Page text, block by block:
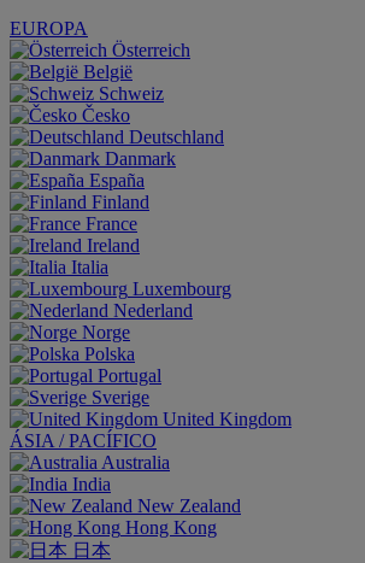
EUROPA
Österreich
België
Schweiz
Česko
Deutschland
Danmark
España
Finland
France
Ireland
Italia
Luxembourg
Nederland
Norge
Polska
Portugal
Sverige
United Kingdom
ÁSIA / PACÍFICO
Australia
India
New Zealand
Hong Kong
日本